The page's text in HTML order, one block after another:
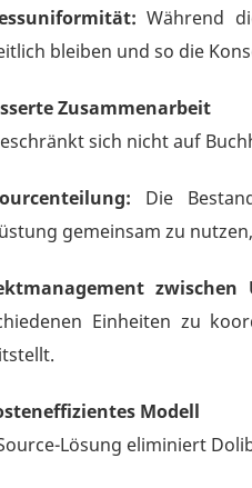
Während
bleiben und so die
Zusammenarbeit
sich nicht auf
Die
gemeinsam zu
zwischen
Einheiten zu
Modell
Lösung eliminiert